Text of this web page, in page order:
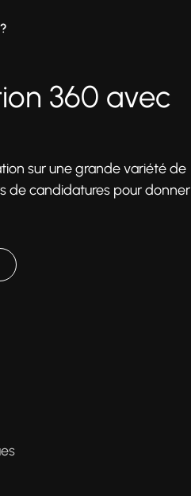
360 avec
sur une grande variété de
de candidatures pour donner